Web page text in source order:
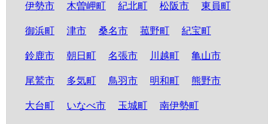
伊勢市 木曽岬町 紀北町 松阪市 東員町
御浜町 津市 桑名市 菰野町 紀宝町
鈴鹿市 朝日町 名張市 川越町 亀山市
尾鷲市 多気町 鳥羽市 明和町 熊野市
大台町 いなべ市 玉城町 南伊勢町